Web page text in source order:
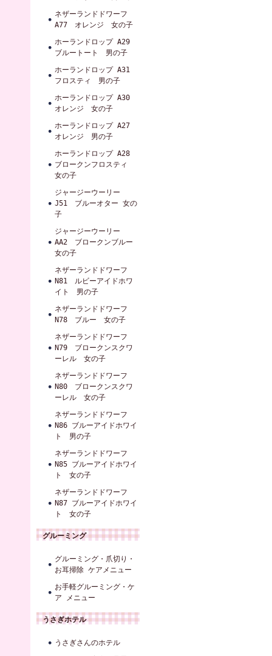
ネザーランドドワーフ
A77 オレンジ 女の子
ホーランドロップ A29
ブルートート 男の子
ホーランドロップ A31
フロスティ 男の子
ホーランドロップ A30
オレンジ 女の子
ホーランドロップ A27
オレンジ 男の子
ホーランドロップ A28
ブロークンフロスティ
女の子
ジャージーウーリー
J51 ブルーオター 女の
子
ジャージーウーリー
AA2 ブロークンブルー
女の子
ネザーランドドワーフ
N81 ルビーアイドホワ
イト 男の子
ネザーランドドワーフ
N78 ブルー 女の子
ネザーランドドワーフ
N79 ブロークンスクワ
ーレル 女の子
ネザーランドドワーフ
N80 ブロークンスクワ
ーレル 女の子
ネザーランドドワーフ
N86 ブルーアイドホワイ
ト 男の子
ネザーランドドワーフ
N85 ブルーアイドホワイ
ト 女の子
ネザーランドドワーフ
N87 ブルーアイドホワイ
ト 女の子
グルーミング
グルーミング・爪切り・
お耳掃除 ケアメニュー
お手軽グルーミング・ケ
ア メニュー
うさぎホテル
うさぎさんのホテル